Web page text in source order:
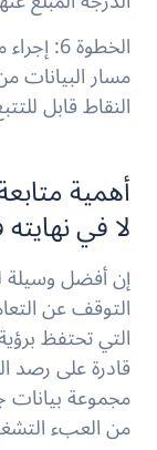
الخطوة 6: إجراء مراجعة داخلية قبل التدقيق
مسار البيانات
النقاط قابل
أهمية
لا في
إن أفضل وسيلة
التوقف عن
قادرة على رصد
مجموعة بيانات
من العبء